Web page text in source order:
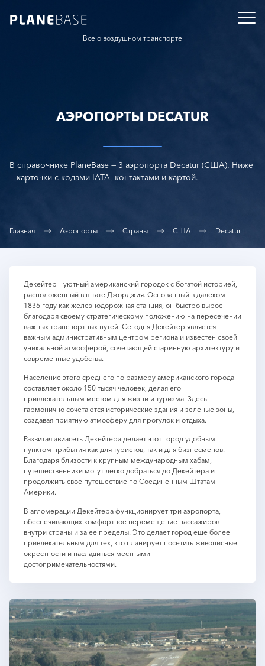
Все о воздушном транспорте
АЭРОПОРТЫ DECATUR
В справочнике PlaneBase — 3 аэропорта Decatur (США). Ниже
— карточки с кодами IATA, контактами и картой.
Главная Аэропорты Страны США Decatur
Декейтер – уютный американский городок с богатой историей,
расположенный в штате Джорджия. Основанный в далеком
1836 году как железнодорожная станция, он быстро вырос
благодаря своему стратегическому положению на пересечении
важных транспортных путей. Сегодня Декейтер является
важным административным центром региона и известен своей
уникальной атмосферой, сочетающей старинную архитектуру и
современные удобства.
Население этого среднего по размеру американского города
составляет около 150 тысяч человек, делая его
привлекательным местом для жизни и туризма. Здесь
гармонично сочетаются исторические здания и зеленые зоны,
создавая приятную атмосферу для прогулок и отдыха.
Развитая авиасеть Декейтера делает этот город удобным
пунктом прибытия как для туристов, так и для бизнесменов.
Благодаря близости к крупным международным хабам,
путешественники могут легко добраться до Декейтера и
продолжить свое путешествие по Соединенным Штатам
Америки.
В агломерации Декейтера функционирует три аэропорта,
обеспечивающих комфортное перемещение пассажиров
внутри страны и за ее пределы. Это делает город еще более
привлекательным для тех, кто планирует посетить живописные
окрестности и насладиться местными
достопримечательностями.